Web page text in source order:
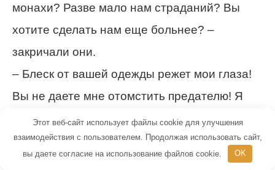
монахи? Разве мало нам страданий? Вы
хотите сделать нам еще больнее? –
закричали они.
– Блеск от вашей одежды режет мои глаза!
Вы не даете мне отомстить предателю! Я
вас удушу! – завывал Кристоф Овчар,
размахивая окровавленным ножом. Его
сжигала злоба, он желал поскорее
Этот веб-сайт использует файлы cookie для улучшения
взаимодействия с пользователем. Продолжая использовать сайт,
вы даете согласие на использование файлов cookie.
OK